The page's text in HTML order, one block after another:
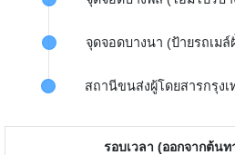
จุดจอดบางนา (ป้ายรถเม
สถานีขนส่งผู้โดยสารกรุงเ
รอบเวลา (ออกจากต้นท